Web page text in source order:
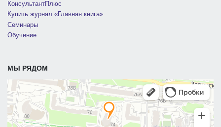
КонсультантПлюс
Купить журнал «Главная книга»
Семинары
Обучение
МЫ РЯДОМ